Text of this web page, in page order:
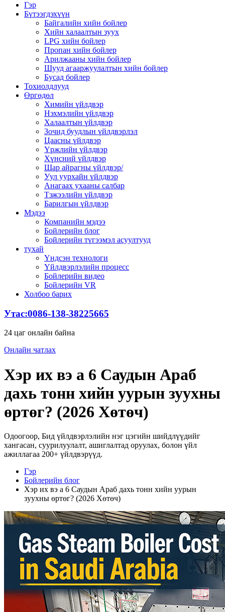
Гэр
Бүтээгдэхүүн
Байгалийн хийн бойлер
Хийн халаалтын зуух
LPG хийн бойлер
Пропан хийн бойлер
Арилжааны хийн бойлер
Шууд агааржуулалтын хийн бойлер
Бусад бойлер
Тохиолдлууд
Өргөдөл
Химийн үйлдвэр
Нэхмэлийн үйлдвэр
Халаалтын үйлдвэр
Зочид буудлын үйлдвэрлэл
Цаасны үйлдвэр
Үржлийн үйлдвэр
Хүнсний үйлдвэр
Шар айрагны үйлдвэр/
Уул уурхайн үйлдвэр
Анагаах ухааны салбар
Тэжээлийн үйлдвэр
Барилгын үйлдвэр
Мэдээ
Компанийн мэдээ
Бойлерийн блог
Бойлерийн түгээмэл асуултууд
тухай
Үндсэн технологи
Үйлдвэрлэлийн процесс
Бойлерийн видео
Бойлерийн VR
Холбоо барих
Утас:0086-138-38225665
24 цаг онлайн байна
Онлайн чатлах
Хэр их вэ a 6 Саудын Араб
дахь тонн хийн уурын зуухны
өртөг? (2026 Хөтөч)
Одоогоор, Бид үйлдвэрлэлийн нэг цэгийн шийдлүүдийг
хангасан, суурилуулалт, ашиглалтад оруулах, болон үйл
ажиллагаа 200+ үйлдвэрүүд.
Гэр
Бойлерийн блог
Хэр их вэ a 6 Саудын Араб дахь тонн хийн уурын
зуухны өртөг? (2026 Хөтөч)